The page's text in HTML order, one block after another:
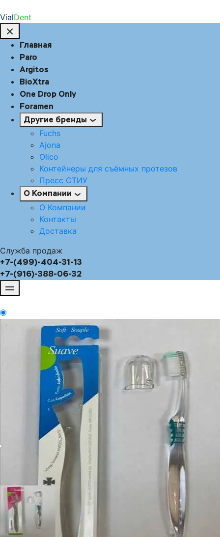
VialDent
Главная
Paro
Argitos
BioXtra
One Drop Only
Foramen
Другие бренды
Fuchs
Ajona
Olico
Контейнеры для съёмных протезов
Пресс СТИУ
О Компании
О Компании
Контакты
Доставка
Служба продаж
+7-(499)-404-31-13
+7-(916)-388-06-32